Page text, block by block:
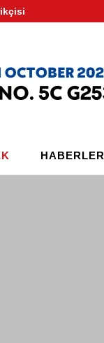
HABERLER